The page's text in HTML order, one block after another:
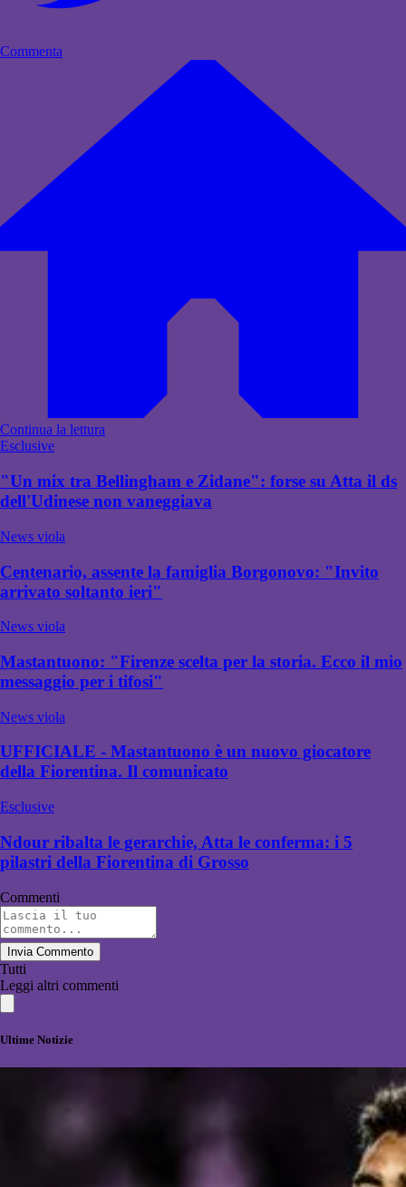
Commenta
Continua la lettura
Esclusive
"Un mix tra Bellingham e Zidane": forse su Atta il ds
dell'Udinese non vaneggiava
News viola
Centenario, assente la famiglia Borgonovo: "Invito
arrivato soltanto ieri"
News viola
Mastantuono: "Firenze scelta per la storia. Ecco il mio
messaggio per i tifosi"
News viola
UFFICIALE - Mastantuono è un nuovo giocatore
della Fiorentina. Il comunicato
Esclusive
Ndour ribalta le gerarchie, Atta le conferma: i 5
pilastri della Fiorentina di Grosso
Commenti
Invia Commento
Tutti
Leggi altri commenti
Ultime Notizie